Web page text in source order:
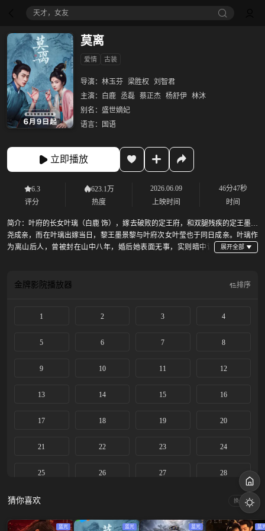
天才，女友
莫离
爱情 古装
导演： 林玉芬 梁胜权
刘智君
主演：
白鹿 丞磊 蔡正杰 杨舒伊 林沐
别名： 盛世嫡妃
语言：
国语
立即播放
6.3
评分
623.1万
热度
2026.06.09
上映时间
46分47秒
时间
简介： 叶府的长女叶璃（白鹿 饰），嫁去破败的定王府，和双腿残疾的定王墨修
尧成亲，而在叶璃出嫁当日，黎王墨景黎与叶府次女叶莹也于同日成亲。叶璃作
为离山后人，曾被封在山中八年，婚后她表面无事，实则暗中谋
马的黎王墨景黎，顶着“戏曲王爷”不堪的名头，却在暗中搅弄风云，筹谋篡位。
金牌影院播放器 排序
1 2 3 4
5 6 7 8
9 10 11 12
13 14 15 16
17 18 19 20
21 22 23 24
25 26 27 28
29
33 34 35 36
猜你喜欢 换一换
蓝光 蓝光 蓝光 蓝